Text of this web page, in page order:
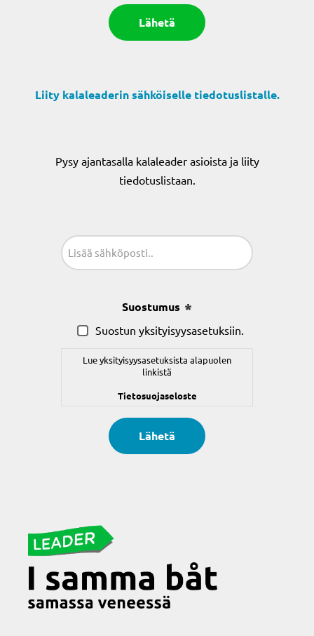
Liity kalaleaderin sähköiselle tiedotuslistalle.
Pysy ajantasalla kalaleader asioista ja liity
tiedotuslistaan.
Sähköposti
Suostumus
Suostun yksityisyysasetuksiin.
Lue yksityisyysasetuksista alapuolen
linkistä
Tietosuojaseloste